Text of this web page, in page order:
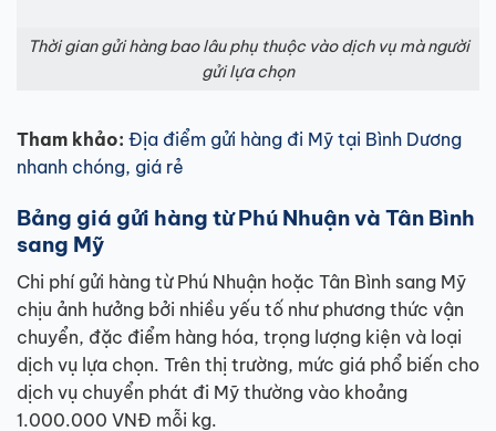
Thời gian gửi hàng bao lâu phụ thuộc vào dịch vụ mà người
gửi lựa chọn
Tham khảo: Địa điểm gửi hàng đi Mỹ tại Bình Dương
nhanh chóng, giá rẻ
Bảng giá gửi hàng từ Phú Nhuận và Tân Bình
sang Mỹ
Chi phí gửi hàng từ Phú Nhuận hoặc Tân Bình sang Mỹ
chịu ảnh hưởng bởi nhiều yếu tố như phương thức vận
chuyển, đặc điểm hàng hóa, trọng lượng kiện và loại
dịch vụ lựa chọn. Trên thị trường, mức giá phổ biến cho
dịch vụ chuyển phát đi Mỹ thường vào khoảng
1.000.000 VNĐ mỗi kg.